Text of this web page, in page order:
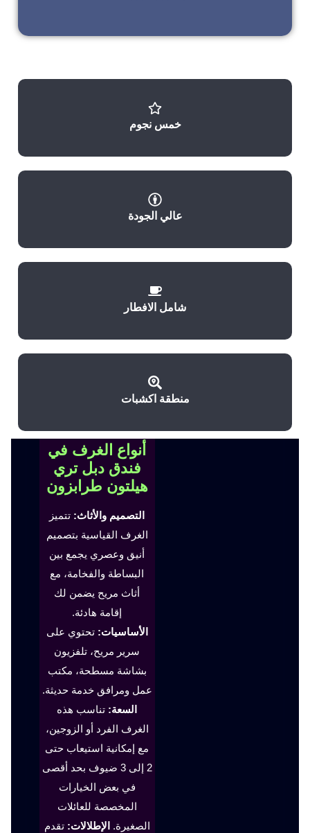
خمس نجوم
عالي الجودة
شامل الافطار
منطقة اكشبات
أنواع الغرف في
فندق دبل تري
هيلتون طرابزون
التصميم والأثاث: تتميز
الغرف القياسية بتصميم
أنيق وعصري يجمع بين
البساطة والفخامة، مع
أثاث مريح يضمن لك
إقامة هادئة.
الأساسيات: تحتوي على
سرير مريح، تلفزيون
بشاشة مسطحة، مكتب
عمل ومرافق خدمة حديثة.
السعة: تناسب هذه
الغرف الفرد أو الزوجين،
مع إمكانية استيعاب حتى
2 إلى 3 ضيوف بحد أقصى
في بعض الخيارات
المخصصة للعائلات
الصغيرة. الإطلالات: تقدم